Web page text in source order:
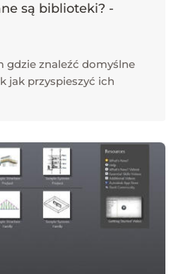
są biblioteki? -
gdzie znaleźć domyślne
jak przyspieszyć ich